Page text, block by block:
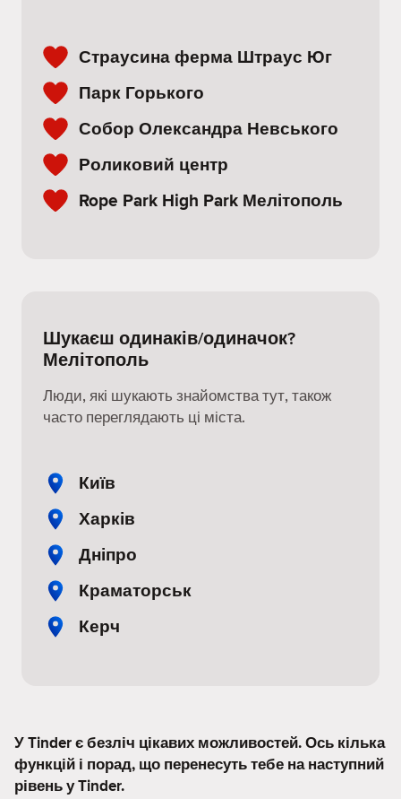
Страусина ферма Штраус Юг
Парк Горького
Собор Олександра Невського
Роликовий центр
Rope Park High Park Мелітополь
Шукаєш одинаків/одиначок?
Мелітополь
Люди, які шукають знайомства тут, також
часто переглядають ці міста.
Київ
Харків
Дніпро
Краматорськ
Керч
У Tinder є безліч цікавих можливостей. Ось кілька
функцій і порад, що перенесуть тебе на наступний
рівень у Tinder.